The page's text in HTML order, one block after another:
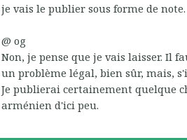
je vais le publier sous forme de note.
@ og
Non, je pense que je vais laisser. Il
un problème légal, bien sûr, mais,
Je publierai certainement quelque
arménien d'ici peu.